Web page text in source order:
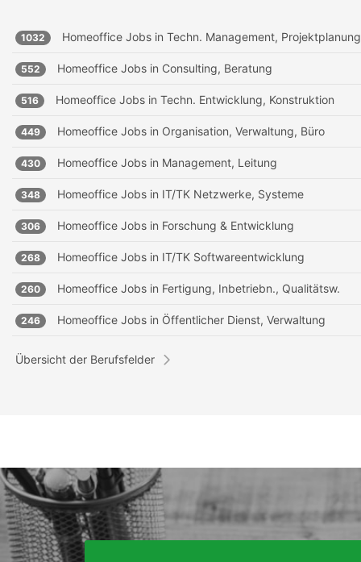
1032 Homeoffice Jobs in Techn. Management, Projektplanung
552 Homeoffice Jobs in Consulting, Beratung
516 Homeoffice Jobs in Techn. Entwicklung, Konstruktion
449 Homeoffice Jobs in Organisation, Verwaltung, Büro
430 Homeoffice Jobs in Management, Leitung
348 Homeoffice Jobs in IT/TK Netzwerke, Systeme
306 Homeoffice Jobs in Forschung & Entwicklung
268 Homeoffice Jobs in IT/TK Softwareentwicklung
260 Homeoffice Jobs in Fertigung, Inbetriebn., Qualitätsw.
246 Homeoffice Jobs in Öffentlicher Dienst, Verwaltung
Übersicht der Berufsfelder